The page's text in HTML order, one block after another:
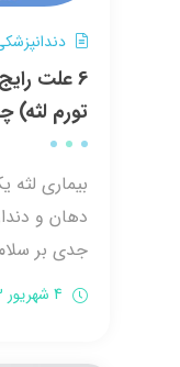
6 علت
تورم
بیماری
دهان و
جدی بر